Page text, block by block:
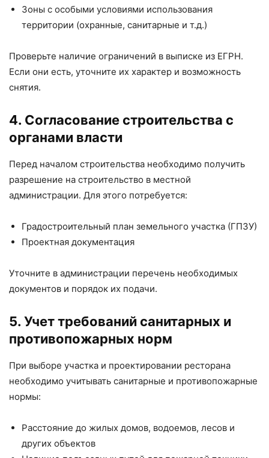
Зоны с особыми условиями использования
территории (охранные, санитарные и т.д.)
Проверьте наличие ограничений в выписке из ЕГРН.
Если они есть, уточните их характер и возможность
снятия.
4. Согласование строительства с
органами власти
Перед началом строительства необходимо получить
разрешение на строительство в местной
администрации. Для этого потребуется:
Градостроительный план земельного участка (ГПЗУ)
Проектная документация
Уточните в администрации перечень необходимых
документов и порядок их подачи.
5. Учет требований санитарных и
противопожарных норм
При выборе участка и проектировании ресторана
необходимо учитывать санитарные и противопожарные
нормы:
Расстояние до жилых домов, водоемов, лесов и
других объектов